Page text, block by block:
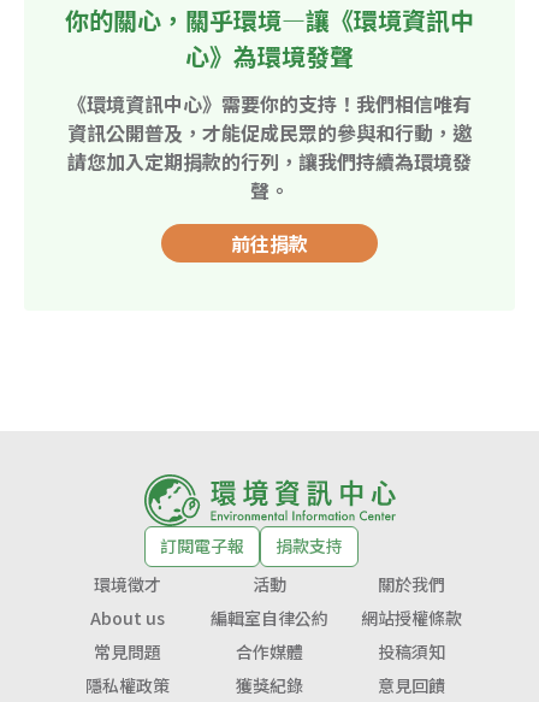
你的關心，關乎環境—讓《環境資訊中
心》為環境發聲
《環境資訊中心》需要你的支持！我們相信唯有
資訊公開普及，才能促成民眾的參與和行動，邀
請您加入定期捐款的行列，讓我們持續為環境發
聲。
前往捐款
訂閱電子報
捐款支持
環境徵才
活動
關於我們
About us
編輯室自律公約
網站授權條款
常見問題
合作媒體
投稿須知
隱私權政策
獲獎紀錄 意見回饋